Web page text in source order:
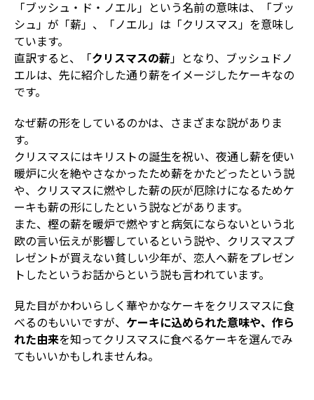
「ブッシュ・ド・ノエル」という名前の意味は、「ブッ
シュ」が「薪」、「ノエル」は「クリスマス」を意味し
ています。
直訳すると、「クリスマスの薪」となり、ブッシュドノ
エルは、先に紹介した通り薪をイメージしたケーキなの
です。
なぜ薪の形をしているのかは、さまざまな説がありま
す。
クリスマスにはキリストの誕生を祝い、夜通し薪を使い
暖炉に火を絶やさなかったため薪をかたどったという説
や、クリスマスに燃やした薪の灰が厄除けになるためケ
ーキも薪の形にしたという説などがあります。
また、樫の薪を暖炉で燃やすと病気にならないという北
欧の言い伝えが影響しているという説や、クリスマスプ
レゼントが買えない貧しい少年が、恋人へ薪をプレゼン
トしたというお話からという説も言われています。
見た目がかわいらしく華やかなケーキをクリスマスに食
べるのもいいですが、 ケーキに込められた意味や、作ら
れた由来を知ってクリスマスに食べるケーキを選んでみ
てもいいかもしれませんね。